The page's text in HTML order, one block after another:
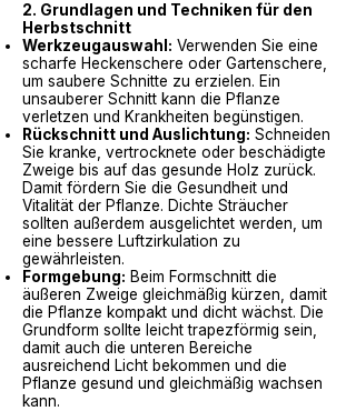
2. Grundlagen und Techniken für den
Herbstschnitt
Werkzeugauswahl: Verwenden Sie eine
scharfe Heckenschere oder Gartenschere,
um saubere Schnitte zu erzielen. Ein
unsauberer Schnitt kann die Pflanze
verletzen und Krankheiten begünstigen.
Rückschnitt und Auslichtung: Schneiden
Sie kranke, vertrocknete oder beschädigte
Zweige bis auf das gesunde Holz zurück.
Damit fördern Sie die Gesundheit und
Vitalität der Pflanze. Dichte Sträucher
sollten außerdem ausgelichtet werden, um
eine bessere Luftzirkulation zu
gewährleisten.
Formgebung: Beim Formschnitt die
äußeren Zweige gleichmäßig kürzen, damit
die Pflanze kompakt und dicht wächst. Die
Grundform sollte leicht trapezförmig sein,
damit auch die unteren Bereiche
ausreichend Licht bekommen und die
Pflanze gesund und gleichmäßig wachsen
kann.